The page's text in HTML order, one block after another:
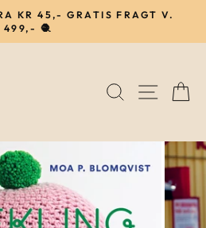
Pause
KR 45,- GRATIS FRAGT V.
499,- 🧶
SØG